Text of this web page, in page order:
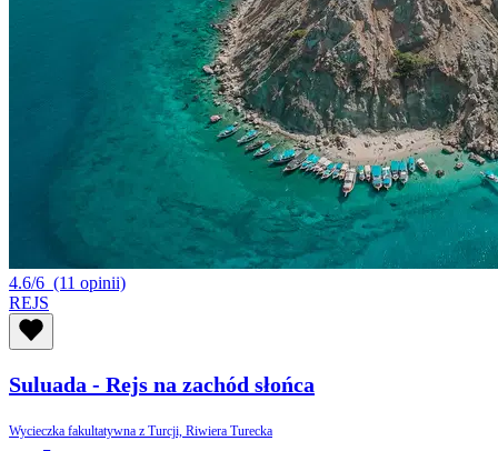
4.6/6 (11 opinii)
REJS
Suluada - Rejs na zachód słońca
Wycieczka fakultatywna z Turcji, Riwiera Turecka